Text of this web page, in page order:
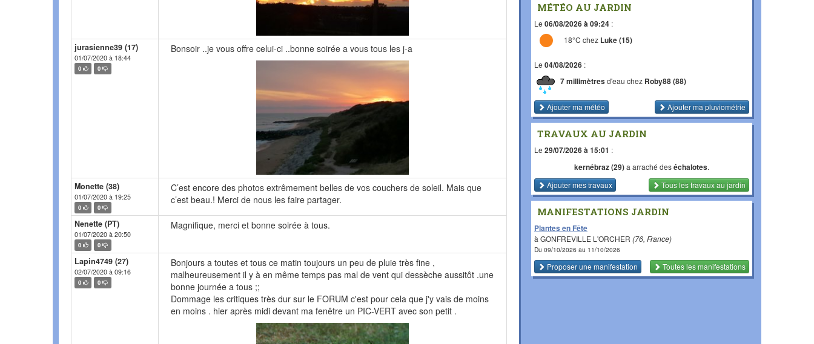
jurasienne39 (17)
01/07/2020 à 18:44
0 0
Bonsoir ..je vous offre celui-ci ..bonne soirée a vous tous les j-a
Monette (38)
01/07/2020 à 19:25
0 0
C’est encore des photos extrêmement belles de vos couchers de soleil. Mais que
c’est beau.! Merci de nous les faire partager.
Nenette (PT)
01/07/2020 à 20:50
0 0
Magnifique, merci et bonne soirée à tous.
Lapin4749 (27)
02/07/2020 à 09:16
0 0
Bonjours a toutes et tous ce matin toujours un peu de pluie très fine ,
malheureusement il y à en même temps pas mal de vent qui dessèche aussitôt .une
bonne journée a tous ;;
Dommage les critiques très dur sur le FORUM c'est pour cela que j'y vais de moins
en moins . hier après midi devant ma fenêtre un PIC-VERT avec son petit .
MÉTÉO AU JARDIN
Le 06/08/2026 à 09:24 :
18°C chez Luke (15)
Le 04/08/2026 :
7 millimètresd'eau chez Roby88 (88)
Ajouter ma météo Ajouter ma pluviométrie
TRAVAUX AU JARDIN
Le 29/07/2026 à 15:01 :
kernébraz (29)a arraché deséchalotes.
Ajouter mes travaux
Tous les travauxau jardin
MANIFESTATIONS JARDIN
Plantes en Fête
à GONFREVILLE L'ORCHER (76, France)
Du 09/10/2026 au 11/10/2026
Proposer une manifestation Toutes les manifestations